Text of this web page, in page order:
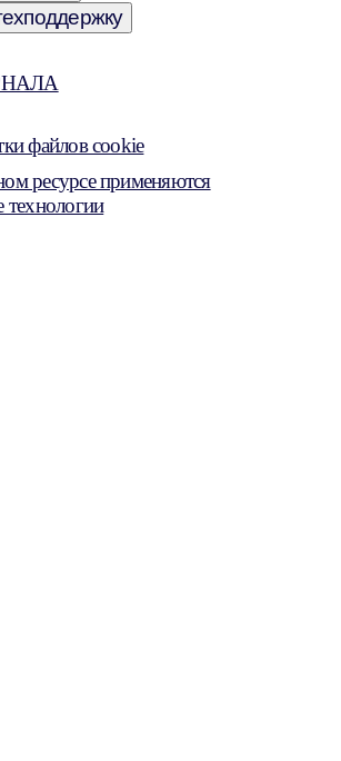
файлов cookie
ресурсе применяются
технологии